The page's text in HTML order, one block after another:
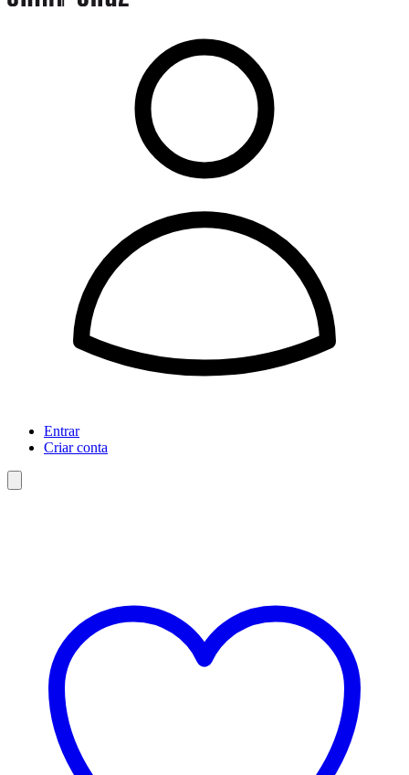
Entrar
Criar conta